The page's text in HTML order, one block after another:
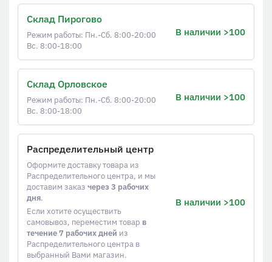
Склад Пирогово
Режим работы: Пн.-Сб. 8:00-20:00
Вс. 8:00-18:00
В наличии >100
Склад Орловское
Режим работы: Пн.-Сб. 8:00-20:00
Вс. 8:00-18:00
В наличии >100
Распределительный центр
Оформите доставку товара из
Распределительного центра, и мы
доставим заказ через 3 рабочих
дня.
Если хотите осуществить
самовывоз, переместим товар в
течение 7 рабочих дней из
Распределительного центра в
выбранный Вами магазин.
В наличии >100